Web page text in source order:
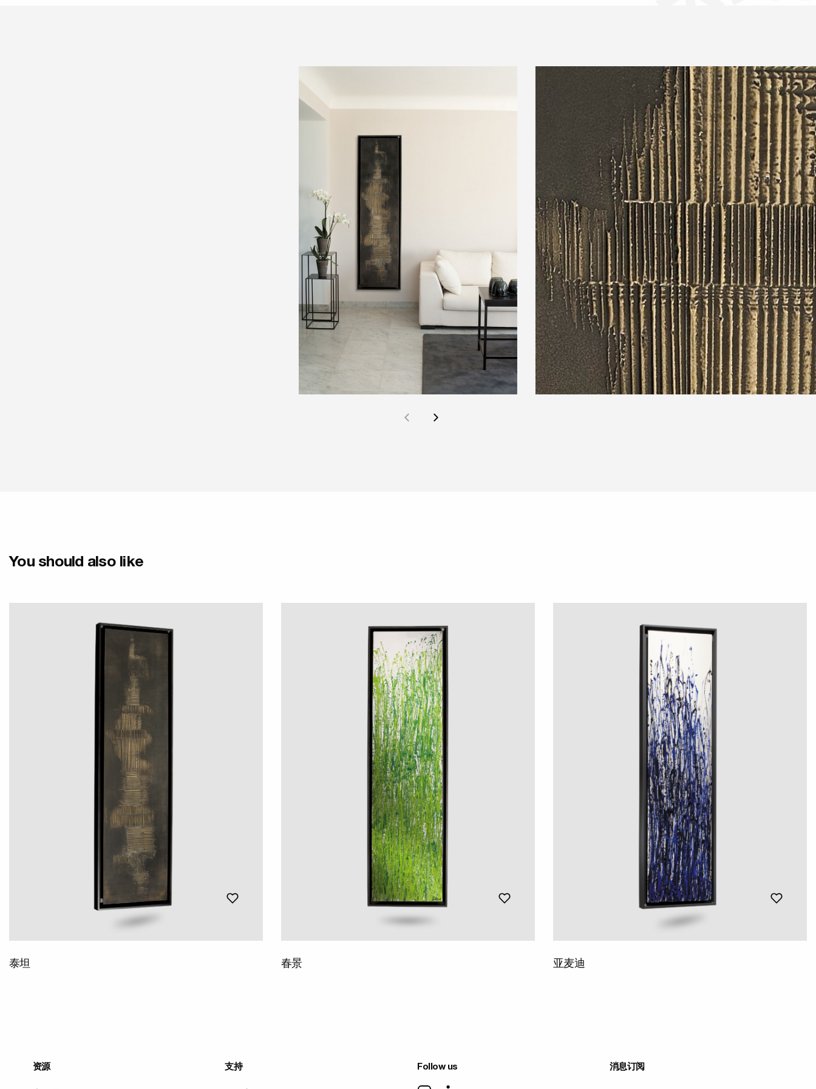
You should also like
泰坦 春景 亚麦迪
资源 支持 Follow us 消息订阅